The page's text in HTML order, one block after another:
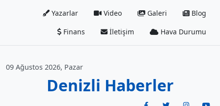
Yazarlar Video Galeri
Blog
Finans
İletişim Hava Durumu
09 Ağustos 2026, Pazar
Denizli Haberler